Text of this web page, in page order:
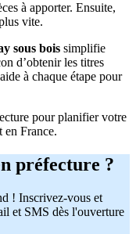
à apporter. Ensuite,
vite.
sous bois simplifie
d’obtenir les titres
à chaque étape pour
pour planifier votre
en France.
préfecture ?
! Inscrivez-vous et
et SMS dès l'ouverture